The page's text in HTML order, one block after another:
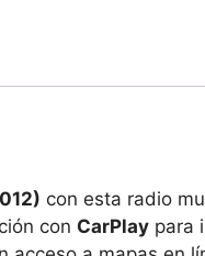
con esta radio
con CarPlay para